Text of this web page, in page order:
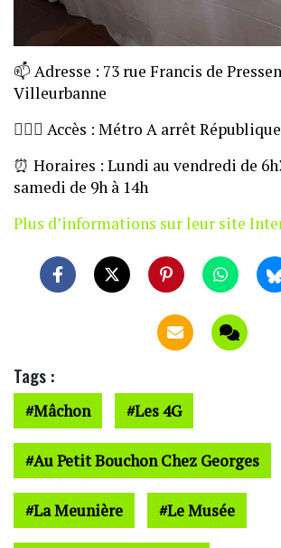
📫 Adresse : 73 rue Francis de
Villeurbanne
🏃🏼‍♀️ Accès : Métro A arrêt
⏰ Horaires : Lundi au vendredi de
samedi de 9h à 14h
Plus d’informations sur leur site
Tags :
Mâchon Les 4G
Au Petit Bouchon Chez Georges
La Meunière Le Musée